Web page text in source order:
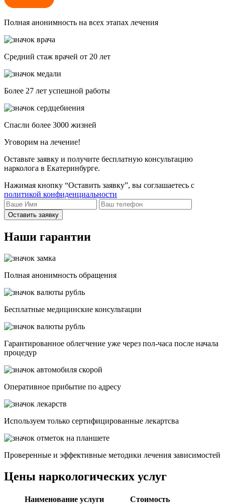
Полная анонимность на всех этапах лечения
Средний стаж врачей от 20 лет
Более 27 лет успешной работы
Спасли более 3000 жизней
Уговорим на лечение!
Оставьте заявку и получите бесплатную консультацию
нарколога в Екатеринбурге.
Нажимая кнопку “Оставить заявку”, вы соглашаетесь с
политикой конфиденциальности
Оставить заявку
Наши гарантии
Полная анонимность обращения
Бесплатные медицинские консультации
Гарантированное облегчение уже через пол-часа после начала
процедур
Опеpативное прибытие по адресу
Используем только сертифицированные лекартсва
Проверенные и эффективные методики лечения зависимостей
Цены наркологических услуг
Наименование услуги
Стоимость